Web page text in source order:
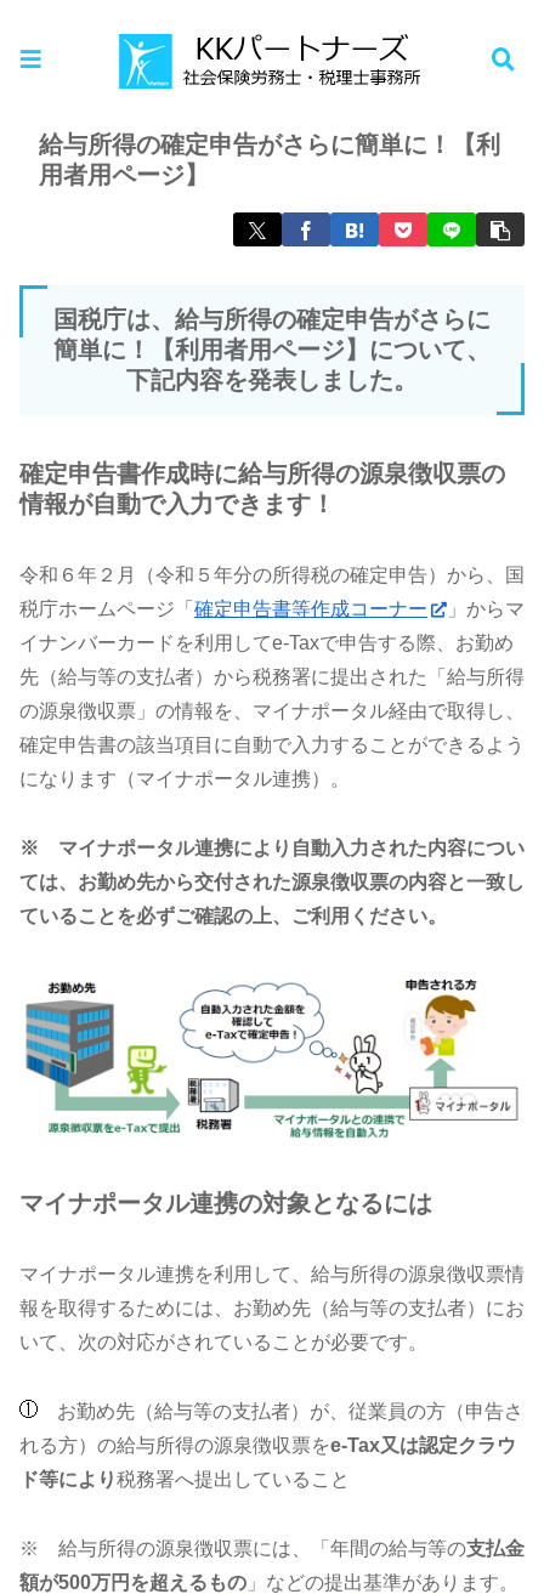
お知らせ
給与所得の確定申告がさらに簡単に！【利
用者用ページ】
国税庁は、給与所得の確定申告がさらに
簡単に！【利用者用ページ】について、
下記内容を発表しました。
確定申告書作成時に給与所得の源泉徴収票の
情報が自動で入力できます！
令和６年２月（令和５年分の所得税の確定申告）から、国
税庁ホームページ「 確定申告書等作成コーナー
」からマ
イナンバーカードを利用してe-Taxで申告する際、お勤め
先（給与等の支払者）から税務署に提出された「給与所得
の源泉徴収票」の情報を、マイナポータル経由で取得し、
確定申告書の該当項目に自動で入力することができるよう
になります（マイナポータル連携）。
※ マイナポータル連携により自動入力された内容につい
ては、お勤め先から交付された源泉徴収票の内容と一致し
ていることを必ずご確認の上、ご利用ください。
マイナポータル連携の対象となるには
マイナポータル連携を利用して、給与所得の源泉徴収票情
報を取得するためには、お勤め先（給与等の支払者）にお
いて、次の対応がされていることが必要です。
お勤め先（給与等の支払者）が、従業員の方（申告さ
れる方）の給与所得の源泉徴収票をe-Tax又は認定クラウ
ド等により税務署へ提出していること
※ 給与所得の源泉徴収票には、「年間の給与等の支払金
額が500万円を超えるもの 」などの提出基準があります。